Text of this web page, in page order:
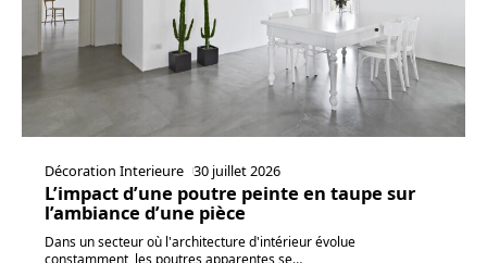
Décoration Interieure 30 juillet 2026
L’impact d’une poutre peinte en taupe sur
l’ambiance d’une pièce
Dans un secteur où l'architecture d'intérieur évolue
constamment, les poutres apparentes se…